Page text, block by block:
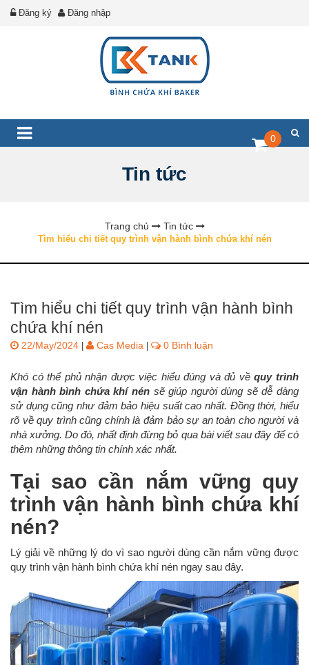
Đăng ký Đăng nhập
0
Tin tức
Trang chủ Tin tức
Tìm hiểu chi tiết quy trình vận hành bình chứa khí nén
Tìm hiểu chi tiết quy trình vận hành bình
chứa khí nén
22/May/2024 Cas Media 0 Bình luận
Khó có thể phủ nhận được việc hiểu đúng và đủ vềquy trình
vận hành bình chứa khí nénsẽ giúp người dùng sẽ dễ dàng
sử dụng cũng như đảm bảo hiệu suất cao nhất. Đồng thời, hiểu
rõ về quy trình cũng chính là đảm bảo sự an toàn cho người và
nhà xưởng. Do đó, nhất định đừng bỏ qua bài viết sau đây để có
thêm những thông tin chính xác nhất.
Tại sao cần nắm vững quy
trình vận hành bình chứa khí
nén?
Lý giải về những lý do vì sao người dùng cần nắm vững được
quy trình vận hành bình chứa khí nén ngay sau đây.